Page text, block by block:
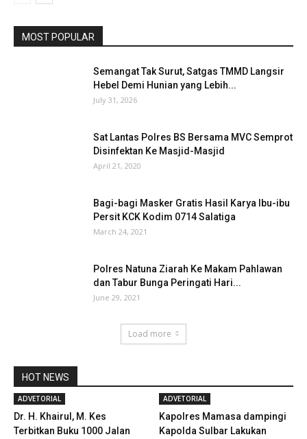
MOST POPULAR
Semangat Tak Surut, Satgas TMMD Langsir
Hebel Demi Hunian yang Lebih...
July 31, 2026
Sat Lantas Polres BS Bersama MVC Semprot
Disinfektan Ke Masjid-Masjid
April 21, 2020
Bagi-bagi Masker Gratis Hasil Karya Ibu-ibu
Persit KCK Kodim 0714 Salatiga
March 24, 2021
Polres Natuna Ziarah Ke Makam Pahlawan
dan Tabur Bunga Peringati Hari...
June 29, 2021
Load more
HOT NEWS
ADVETORIAL
Dr. H. Khairul, M. Kes
Terbitkan Buku 1000 Jalan
ADVETORIAL
Kapolres Mamasa dampingi
Kapolda Sulbar Lakukan